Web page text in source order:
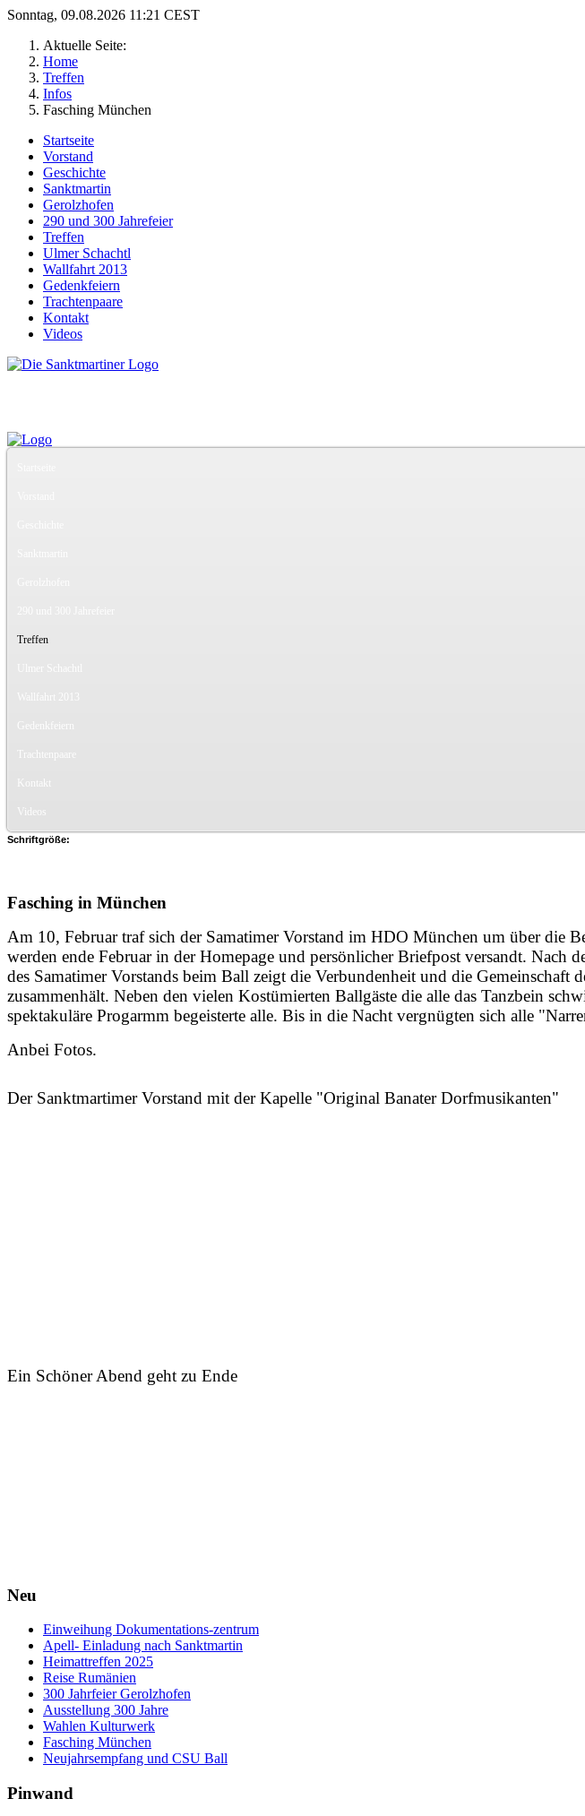
Sonntag, 09.08.2026 11:21 CEST
Aktuelle Seite:
Home
Treffen
Infos
Fasching München
Startseite
Vorstand
Geschichte
Sanktmartin
Gerolzhofen
290 und 300 Jahrefeier
Treffen
Ulmer Schachtl
Wallfahrt 2013
Gedenkfeiern
Trachtenpaare
Kontakt
Videos
Treffen
Wallfahrt 2013
Gedenkfeiern
Trachtenpaare
Kontakt
Videos
Schriftgröße:
Fasching in München
Am 10, Februar traf sich der Samatimer Vorstand im HDO München um über die
werden ende Februar in der Homepage und persönlicher Briefpost versandt.
des Samatimer Vorstands beim Ball zeigt die Verbundenheit und die
zusammenhält. Neben den vielen Kostümierten Ballgäste die alle das Tanzbein
spektakuläre Progarmm begeisterte alle. Bis in die Nacht vergnügten sich alle
Anbei Fotos.
Der Sanktmartimer Vorstand mit der Kapelle "Original Banater Dorfmusikanten"
Ein Schöner Abend geht zu Ende
Neu
Einweihung Dokumentations-zentrum
Apell- Einladung nach Sanktmartin
Heimattreffen 2025
Reise Rumänien
300 Jahrfeier Gerolzhofen
Ausstellung 300 Jahre
Wahlen Kulturwerk
Fasching München
Neujahrsempfang und CSU Ball
Pinwand